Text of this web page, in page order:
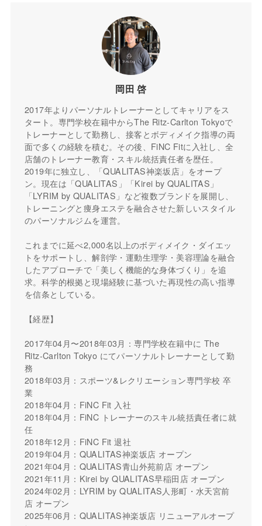
岡田 啓
2017年よりパーソナルトレーナーとしてキャリアをス
タート。専門学校在籍中からThe Ritz-Carlton Tokyoで
トレーナーとして勤務し、接客とボディメイク指導の両
面で多くの経験を積む。その後、FiNC Fitに入社し、全
店舗のトレーナー教育・スキル統括責任者を歴任。
2019年に独立し、「QUALITAS神楽坂店」をオープ
ン。現在は「QUALITAS」「Kirei by QUALITAS」
「LYRIM by QUALITAS」など複数ブランドを展開し、
トレーニングと痩身エステを融合させた新しいスタイル
のパーソナルジムを運営。
これまでに延べ2,000名以上のボディメイク・ダイエッ
トをサポートし、解剖学・運動生理学・美容理論を融合
したアプローチで「美しく機能的な身体づくり」を追
求。科学的根拠と現場経験に基づいた再現性の高い指導
を信条としている。
【経歴】
2017年04月〜2018年03月：専門学校在籍中に The
Ritz-Carlton Tokyo にてパーソナルトレーナーとして勤
務
2018年03月：スポーツ&レクリエーション専門学校 卒
業
2018年04月：FiNC Fit 入社
2018年04月：FiNC トレーナーのスキル統括責任者に就
任
2018年12月：FiNC Fit 退社
2019年04月：QUALITAS神楽坂店 オープン
2021年04月：QUALITAS青山外苑前店 オープン
2021年11月：Kirei by QUALITAS早稲田店 オープン
2024年02月：LYRIM by QUALITAS人形町・水天宮前
店 オープン
2025年06月：QUALITAS神楽坂店 リニューアルオープ